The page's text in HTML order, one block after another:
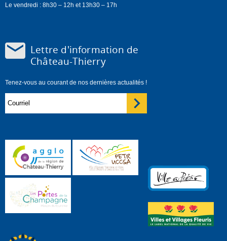
Le vendredi : 8h30 – 12h et 13h30 – 17h
Lettre d'information de
Château-Thierry
Tenez-vous au courant de nos dernières actualités !